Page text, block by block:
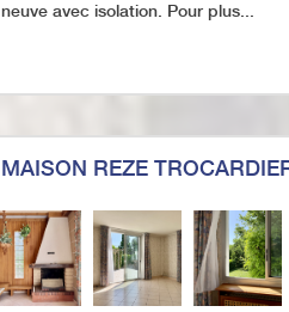
neuve avec isolation. Pour plus...
MAISON REZE